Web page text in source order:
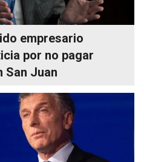
empresario
por no pagar
San Juan